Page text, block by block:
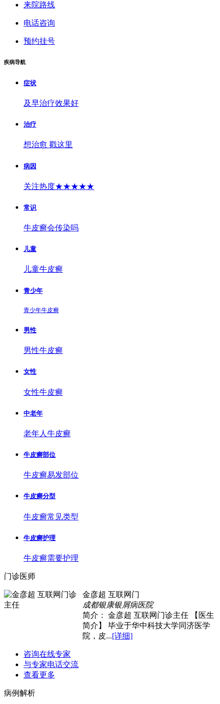
来院路线
电话咨询
预约挂号
疾病导航
症状
及早治疗效果好
治疗
想治愈 戳这里
病因
关注热度★★★★★
常识
牛皮癣会传染吗
儿童
儿童牛皮癣
青少年
青少年牛皮癣
男性
男性牛皮癣
女性
女性牛皮癣
中老年
老年人牛皮癣
牛皮癣部位
牛皮癣易发部位
牛皮癣分型
牛皮癣常见类型
牛皮癣护理
牛皮癣需要护理
门诊医师
金彦超 互联网门
成都银康银屑病医院
简介： 金彦超 互联网门诊主任 【医生
简介】 毕业于华中科技大学同济医学
院，皮...[详细]
咨询在线专家
与专家电话交流
查看更多
病例解析